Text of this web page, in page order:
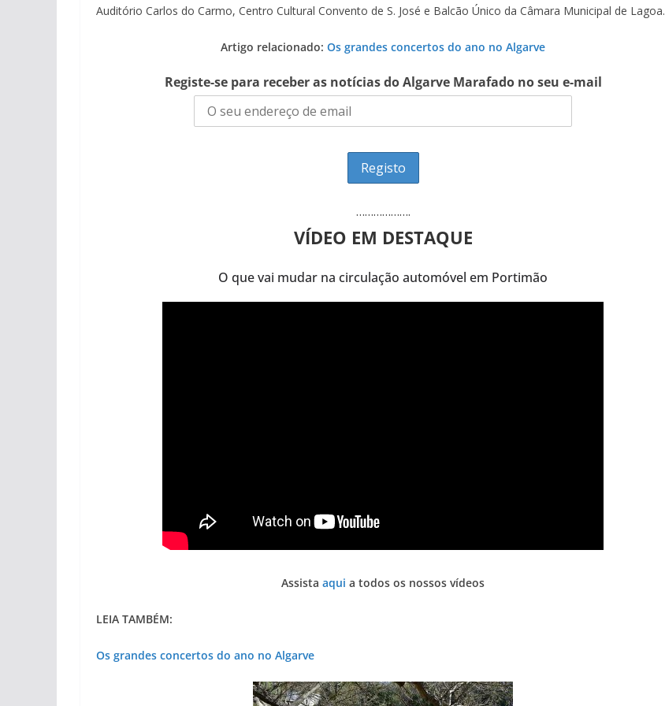
Auditório Carlos do Carmo, Centro Cultural Convento de S. José e Balcão Único da Câmara Municipal de Lagoa.
Artigo relacionado: Os grandes concertos do ano no Algarve
Registe-se para receber as notícias do Algarve Marafado no seu e-mail
……………….
VÍDEO EM DESTAQUE
O que vai mudar na circulação automóvel em Portimão
Assista aqui a todos os nossos vídeos
LEIA TAMBÉM:
Os grandes concertos do ano no Algarve